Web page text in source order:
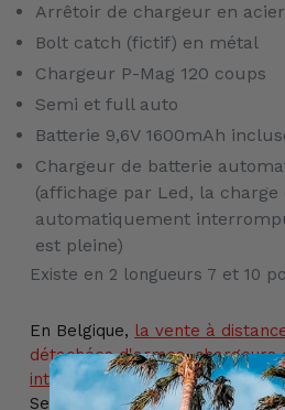
Arrêtoir de chargeur en acier
Bolt catch (fictif) en métal
Chargeur P-Mag 120 coups
Semi et full auto
Batterie 9,6V 1600mAh
Chargeur de batterie
(affichage par Led, la charge
automatiquement
est pleine)
Existe en 2 longueurs 7 et 10
En Belgique, la vente à
détachées d'armes,
interdite par la loi.
Seul l'achat en magasin